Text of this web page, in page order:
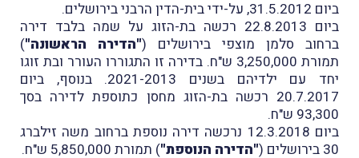
ביום 31.5.2012, על-ידי בית-הדין הרבני בירושלים.
ביום 22.8.2013 רכשה בת-הזוג על שמה בלבד דירה
ברחוב סלמן מוצפי בירושלים ("הדירה הראשונה")
תמורת 3,250,000 ש"ח. בדירה זו התגוררו העורר ובת זוגו
יחד עם ילדיהם בשנים 2021-2013. בנוסף, ביום
20.7.2017 רכשה בת-הזוג מחסן כתוספת לדירה בסך
93,300 ש"ח.
ביום 12.3.2018 נרכשה דירה נוספת ברחוב משה זילברג
30 בירושלים (
"הדירה הנוספת") תמורת 5,850,000 ש"ח.